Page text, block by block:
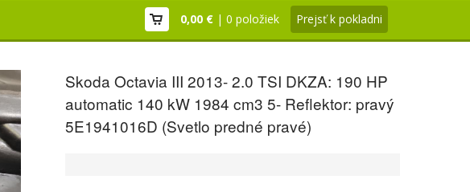
0,00 € | 0 položiek Prejsť k pokladni
Skoda Octavia III 2013- 2.0 TSI DKZA: 190 HP
automatic 140 kW 1984 cm3 5- Reflektor: pravý
5E1941016D (Svetlo predné pravé)